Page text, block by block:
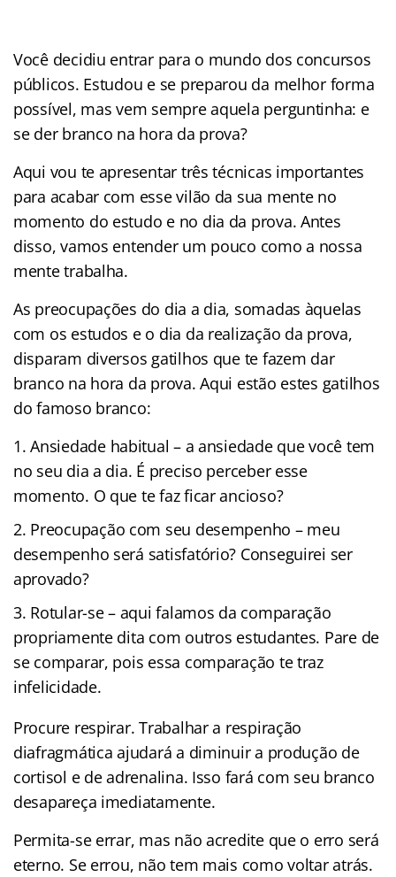
Você decidiu entrar para o mundo dos concursos
públicos. Estudou e se preparou da melhor forma
possível, mas vem sempre aquela perguntinha: e
se der branco na hora da prova?
Aqui vou te apresentar três técnicas importantes
para acabar com esse vilão da sua mente no
momento do estudo e no dia da prova. Antes
disso, vamos entender um pouco como a nossa
mente trabalha.
As preocupações do dia a dia, somadas àquelas
com os estudos e o dia da realização da prova,
disparam diversos gatilhos que te fazem dar
branco na hora da prova. Aqui estão estes gatilhos
do famoso branco:
Ansiedade habitual – a ansiedade que você tem
no seu dia a dia. É preciso perceber esse
momento. O que te faz ficar ancioso?
Preocupação com seu desempenho – meu
desempenho será satisfatório? Conseguirei ser
aprovado?
Rotular-se – aqui falamos da comparação
propriamente dita com outros estudantes. Pare de
se comparar, pois essa comparação te traz
infelicidade.
Procure respirar. Trabalhar a respiração
diafragmática ajudará a diminuir a produção de
cortisol e de adrenalina. Isso fará com seu branco
desapareça imediatamente.
Permita-se errar, mas não acredite que o erro será
eterno. Se errou, não tem mais como voltar atrás.